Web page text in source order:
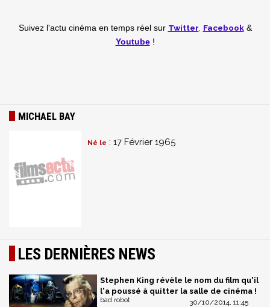
Suivez l'actu cinéma en temps réel sur Twitter Facebook&
Youtube!
MICHAEL BAY
Né le : 17 Février 1965
LES DERNIÈRES NEWS
Stephen King révèle le nom du film qu'il
l'a poussé à quitter la salle de cinéma !
30/10/2014, 11:45
bad robot